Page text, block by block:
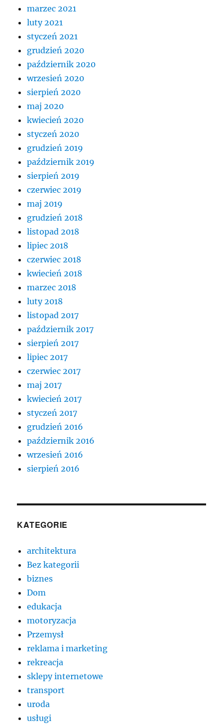
marzec 2021
luty 2021
styczeń 2021
grudzień 2020
październik 2020
wrzesień 2020
sierpień 2020
maj 2020
kwiecień 2020
styczeń 2020
grudzień 2019
październik 2019
sierpień 2019
czerwiec 2019
maj 2019
grudzień 2018
listopad 2018
lipiec 2018
czerwiec 2018
kwiecień 2018
marzec 2018
luty 2018
listopad 2017
październik 2017
sierpień 2017
lipiec 2017
czerwiec 2017
maj 2017
kwiecień 2017
styczeń 2017
grudzień 2016
październik 2016
wrzesień 2016
sierpień 2016
KATEGORIE
architektura
Bez kategorii
biznes
Dom
edukacja
motoryzacja
Przemysł
reklama i marketing
rekreacja
sklepy internetowe
transport
uroda
usługi